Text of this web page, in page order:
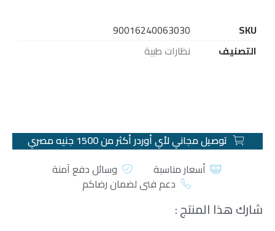
SKU
90016240063030
التصنيف
نظارات طبية
توصيل مجاني لأي أوردر أكثر من 1500 جنيه مصري
أسعار مناسبة
وسائل دفع آمنة
دعم فني لضمان رضاكم
شارك هذا المنتج :